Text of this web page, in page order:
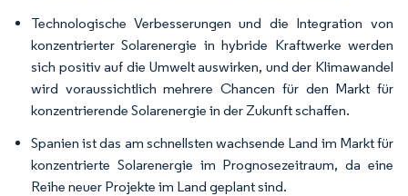
Technologische Verbesserungen und die Integration von
konzentrierter Solarenergie in hybride Kraftwerke werden
sich positiv auf die Umwelt auswirken, und der Klimawandel
wird voraussichtlich mehrere Chancen für den Markt für
konzentrierende Solarenergie in der Zukunft schaffen.
Spanien ist das am schnellsten wachsende Land im Markt für
konzentrierte Solarenergie im Prognosezeitraum, da eine
Reihe neuer Projekte im Land geplant sind.